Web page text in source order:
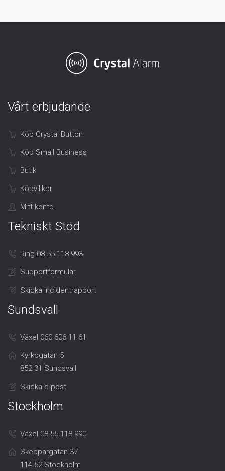
Vårt erbjudande
Köp Crystal Button
Köp Small Business
Butik
Köpvillkor
Mitt konto
Tekniskt Stöd
Ring 08 55 118 993
Supportformulär
Skicka incidentrapport
Sundsvall
Växel 060 606 11 61
Kyrkogatan 5
852 31 Sundsvall
Skicka e-post
Stockholm
Växel 08 55 118 990
Skeppargatan 37
114 52 Stockholm